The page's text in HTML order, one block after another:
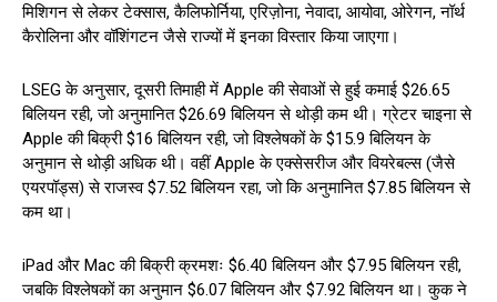
मिशिगन से लेकर टेक्सास, कैलिफोर्निया, एरिज़ोना, नेवादा, आयोवा, ओरेगन, नॉर्थ
कैरोलिना और वॉशिंगटन जैसे राज्यों में इनका विस्तार किया जाएगा।
LSEG के अनुसार, दूसरी तिमाही में Apple की सेवाओं से हुई कमाई $26.65
बिलियन रही, जो अनुमानित $26.69 बिलियन से थोड़ी कम थी। ग्रेटर चाइना से
Apple की बिक्री $16 बिलियन रही, जो विश्लेषकों के $15.9 बिलियन के
अनुमान से थोड़ी अधिक थी। वहीं Apple के एक्सेसरीज और वियरेबल्स (जैसे
एयरपॉड्स) से राजस्व $7.52 बिलियन रहा, जो कि अनुमानित $7.85 बिलियन से
कम था।
iPad और Mac की बिक्री क्रमशः $6.40 बिलियन और $7.95 बिलियन रही,
जबकि विश्लेषकों का अनुमान $6.07 बिलियन और $7.92 बिलियन था। कुक ने